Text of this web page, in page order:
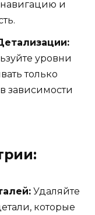
навигацию и
уровни
только
зависимости
Удаляйте
которые